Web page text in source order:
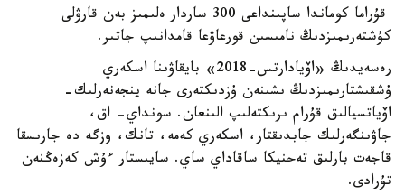
قۇراما كوماندا ساپىنداعى 300 ساردار ەلىمىز بەن قارۋلى
كۇشتەرىمىزدىڭ نامىسىن قورعاۋعا قامدانىپ جاتىر.
رەسەيدىڭ «اۆيادارتس-2018» بايقاۋىنا اسكەري
ۇشقىشتارىمىزدىڭ ىشىنەن ۇزدىكتەرى جانە ينجەنەرلىك-
اۆياتسيالىق قۇرام ىرىكتەلىپ الىنعان. سونداي- اق،
جاۋىنگەرلىك جابدىقتار، اسكەري كەمە، تانك، وزگە دە جارىسقا
قاجەت بارلىق تەحنيكا ساقاداي ساي. سايىستار ءۇش كەزەڭنەن
تۇرادى.